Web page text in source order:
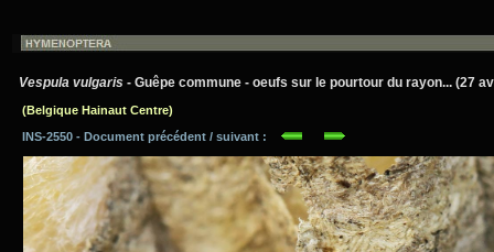
Vespula vulgaris - Guêpe commune - oeufs sur le pourtour du rayon... (27
(Belgique Hainaut Centre)
INS-2550 - Document précédent / suivant :